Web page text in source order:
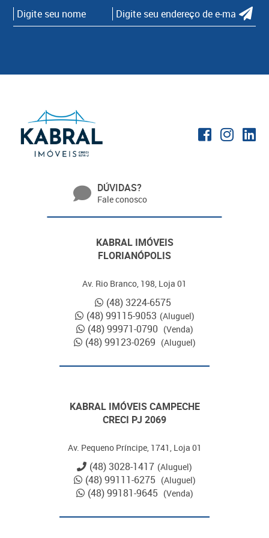
DÚVIDAS?
Fale conosco
KABRAL IMÓVEIS
FLORIANÓPOLIS
Av. Rio Branco, 198, Loja 01
(48) 3224-6575
(48) 99115-9053 (Aluguel)
(48) 99971-0790 (Venda)
(48) 99123-0269 (Aluguel)
KABRAL IMÓVEIS CAMPECHE
CRECI PJ 2069
Av. Pequeno Príncipe, 1741, Loja 01
(48) 3028-1417 (Aluguel)
(48) 99111-6275 (Aluguel)
(48) 99181-9645 (Venda)